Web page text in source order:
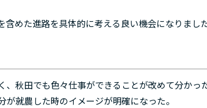
含めた進路を具体的に考える良い機会になりまし
、秋田でも色々仕事ができることが改めて分かっ
が就農した時のイメージが明確になった。